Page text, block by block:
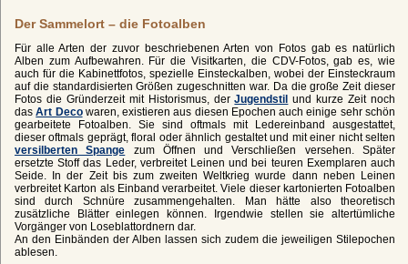
Der Sammelort – die Fotoalben
Für alle Arten der zuvor beschriebenen Arten von Fotos gab es natürlich
Alben zum Aufbewahren. Für die Visitkarten, die CDV-Fotos, gab es, wie
auch für die Kabinettfotos, spezielle Einsteckalben, wobei der Einsteckraum
auf die standardisierten Größen zugeschnitten war. Da die große Zeit dieser
Fotos die Gründerzeit mit Historismus, derJugendstil und kurze Zeit noch
dasArt Decowaren, existieren aus diesen Epochen auch einige sehr schön
gearbeitete Fotoalben. Sie sind oftmals mit Ledereinband ausgestattet,
dieser oftmals geprägt, floral oder ähnlich gestaltet und mit einer nicht selten
versilberten Spange zum Öffnen und Verschließen versehen. Später
ersetzte Stoff das Leder, verbreitet Leinen und bei teuren Exemplaren auch
Seide. In der Zeit bis zum zweiten Weltkrieg wurde dann neben Leinen
verbreitet Karton als Einband verarbeitet. Viele dieser kartonierten Fotoalben
sind durch Schnüre zusammengehalten. Man hätte also theoretisch
zusätzliche Blätter einlegen können. Irgendwie stellen sie altertümliche
Vorgänger von Loseblattordnern dar.
An den Einbänden der Alben lassen sich zudem die jeweiligen Stilepochen
ablesen.